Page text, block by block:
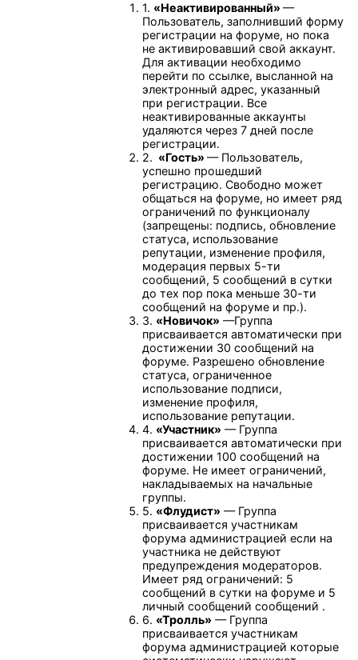
1. «Неактивированный» —
Пользователь, заполнивший форму
регистрации на форуме, но пока
не активировавший свой аккаунт.
Для активации необходимо
перейти по ссылке, высланной на
электронный адрес, указанный
при регистрации. Все
неактивированные аккаунты
удаляются через 7 дней после
регистрации.
2. «Гость» — Пользователь,
успешно прошедший
регистрацию. Свободно может
общаться на форуме, но имеет ряд
ограничений по функционалу
(запрещены: подпись, обновление
статуса, использование
репутации, изменение профиля,
модерация первых 5-ти
сообщений, 5 сообщений в сутки
до тех пор пока меньше 30-ти
сообщений на форуме и пр.).
3. «Новичок» —Группа
присваивается автоматически при
достижении 30 сообщений на
форуме. Разрешено обновление
статуса, ограниченное
использование подписи,
изменение профиля,
использование репутации.
4. «Участник» — Группа
присваивается автоматически при
достижении 100 сообщений на
форуме. Не имеет ограничений,
накладываемых на начальные
группы.
5. «Флудист» — Группа
присваивается участникам
форума администрацией если на
участника не действуют
предупреждения модераторов.
Имеет ряд ограничений: 5
сообщений в сутки на форуме и 5
личный сообщений сообщений .
6. «Тролль» — Группа
присваивается участникам
форума администрацией которые